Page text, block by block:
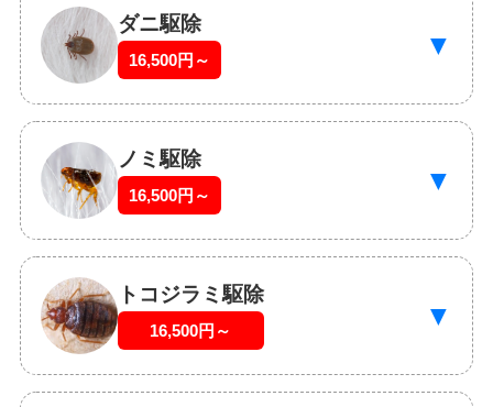
ダニ駆除
16,500円～ ▼
ノミ駆除
16,500円～ ▼
トコジラミ駆除
16,500円～ ▼